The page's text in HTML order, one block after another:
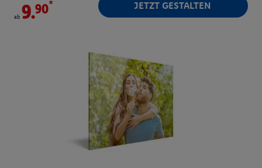
ab 9. * JETZT GESTALTEN